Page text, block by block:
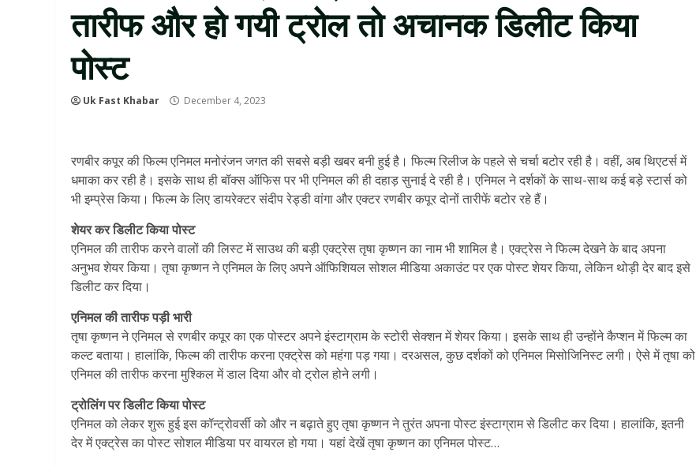
तारीफ और हो गयी ट्रोल तो अचानक डिलीट किया
पोस्ट
Uk Fast Khabar December 4, 2023
रणबीर कपूर की फिल्म एनिमल मनोरंजन जगत की सबसे बड़ी खबर बनी हुई है। फिल्म रिलीज के पहले से चर्चा बटोर रही है। वहीं, अब थिएटर्स में
धमाका कर रही है। इसके साथ ही बॉक्स ऑफिस पर भी एनिमल की ही दहाड़ सुनाई दे रही है। एनिमल ने दर्शकों के साथ-साथ कई बड़े स्टार्स को
भी इम्प्रेस किया। फिल्म के लिए डायरेक्टर संदीप रेड्डी वांगा और एक्टर रणबीर कपूर दोनों तारीफें बटोर रहे हैं।
शेयर कर डिलीट किया पोस्ट
एनिमल की तारीफ करने वालों की लिस्ट में साउथ की बड़ी एक्ट्रेस तृषा कृष्णन का नाम भी शामिल है। एक्ट्रेस ने फिल्म देखने के बाद अपना
अनुभव शेयर किया। तृषा कृष्णन ने एनिमल के लिए अपने ऑफिशियल सोशल मीडिया अकाउंट पर एक पोस्ट शेयर किया, लेकिन थोड़ी देर बाद इसे
डिलीट कर दिया।
एनिमल की तारीफ पड़ी भारी
तृषा कृष्णन ने एनिमल से रणबीर कपूर का एक पोस्टर अपने इंस्टाग्राम के स्टोरी सेक्शन में शेयर किया। इसके साथ ही उन्होंने कैप्शन में फिल्म का
कल्ट बताया। हालांकि, फिल्म की तारीफ करना एक्ट्रेस को महंगा पड़ गया। दरअसल, कुछ दर्शकों को एनिमल मिसोजिनिस्ट लगी। ऐसे में तृषा को
एनिमल की तारीफ करना मुश्किल में डाल दिया और वो ट्रोल होने लगी।
ट्रोलिंग पर डिलीट किया पोस्ट
एनिमल को लेकर शुरू हुई इस कॉन्ट्रोवर्सी को और न बढ़ाते हुए तृषा कृष्णन ने तुरंत अपना पोस्ट इंस्टाग्राम से डिलीट कर दिया। हालांकि, इतनी
देर में एक्ट्रेस का पोस्ट सोशल मीडिया पर वायरल हो गया। यहां देखें तृषा कृष्णन का एनिमल पोस्ट…